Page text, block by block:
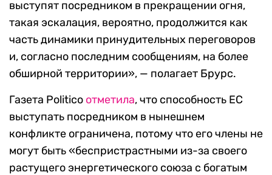
выступят посредником в прекращении огня,
такая эскалация, вероятно, продолжится как
часть динамики принудительных переговоров
и, согласно последним сообщениям, на более
обширной территории», — полагает Брурс.
Газета Politico отметила, что способность ЕС
выступать посредником в нынешнем
конфликте ограничена, потому что его члены не
могут быть «беспристрастными из-за своего
растущего энергетического союза с богатым